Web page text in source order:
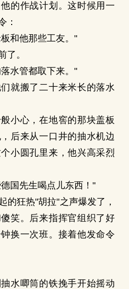
的作战计划。这时候用一
：
和他那些工友。"
。
水管都取下来。"
搬了二十来米长的落水
心，在地窖的那块盖板
后来从一口井的抽水机边
小圆孔里来，他兴高采烈
先生喝点儿东西！"
狂热"胡拉"之声爆发了，
笑。后来指挥官组织了好
换一次班。接着他发命令
唧筒的铁挽手开始摇动